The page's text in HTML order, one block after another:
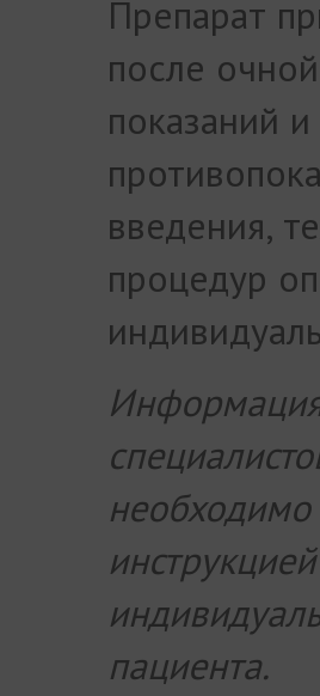
Препарат
после
показаний
введения,
процедур
необходимо
пациента.